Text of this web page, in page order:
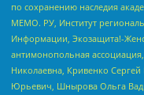
по сохранению наследия
МЕМО. РУ, Институт
Информации, Экозащита!-
антимонопольная
Николаевна, Кривенко
Юрьевич, Шнырова Ольга